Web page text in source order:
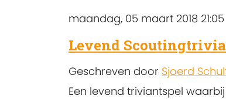
maandag, 05 maart 2018 21:05
Levend
Geschreven door Sjoerd
Een levend triviantspel